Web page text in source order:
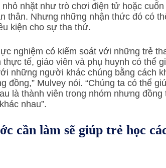
nhặt như trò chơi điện tử hoặc
thân. Nhưng những nhận thức đó có
kiện cho sự tha thứ.
tế, giáo viên và phụ huynh có thể
những người khác chúng bằng cách
đồng,” Mulvey nói. “Chúng ta có thể
là thành viên trong nhóm nhưng
nhau”.
cần làm sẽ giúp trẻ học